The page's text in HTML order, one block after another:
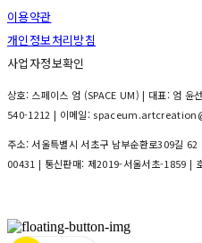
이용약관
개인정보처리방침
사업자정보확인
상호: 스페이스 엄 (SPACE UM) | 대표: 엄 윤
540-1212 | 이메일:
주소: 서울특별시 서초구 남부순환로309길
00431 | 통신판매: 제2019-서울서초-1859 |